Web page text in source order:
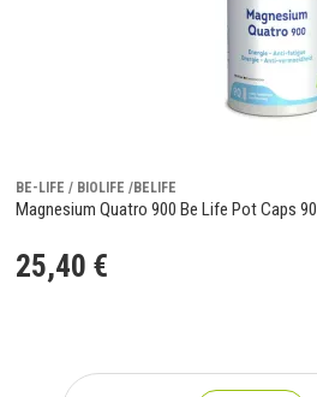
BE-LIFE / BIOLIFE /BELIFE
Magnesium Quatro 900 Be Life Pot Caps 90
25,40 €